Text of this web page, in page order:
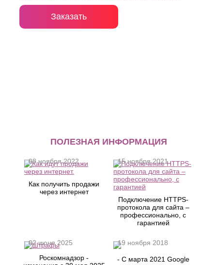
Заказать
ПОЛЕЗНАЯ ИНФОРМАЦИЯ
Как получить продажи
через интернет
08 ноября 2022
Подключение HTTPS-
протокола для сайта –
профессионально, с
гарантией
15 ноября 2021
Роскомнадзор -
02 июня 2025
- С марта 2021 Google
19 ноября 2018